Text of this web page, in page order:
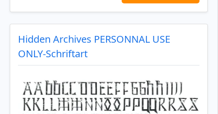
Hidden Archives PERSONNAL USE
ONLY-Schriftart